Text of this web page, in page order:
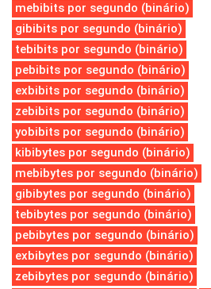
mebibits por segundo (binário)
gibibits por segundo (binário)
tebibits por segundo (binário)
pebibits por segundo (binário)
exbibits por segundo (binário)
zebibits por segundo (binário)
yobibits por segundo (binário)
kibibytes por segundo (binário)
mebibytes por segundo (binário)
gibibytes por segundo (binário)
tebibytes por segundo (binário)
pebibytes por segundo (binário)
exbibytes por segundo (binário)
zebibytes por segundo (binário)